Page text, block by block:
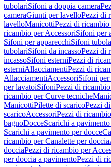
tubolariSifoni a doppia camera
cameraGiunti per lavelloPezzi di
lavelloManicottiPezzi di
ricambio per AccessoriSifoni per
Sifoni per apparecchiSifoni
tubolariSifoni da incassoPezzi di
incassoSifoni esterniPezzi di
esterniAllacciamentiPezzi di
AllacciamentiAccessoriSifoni
per lavatoiSifoniPezzi di
ricambio per Curve tecniche
ManicottiPilette di scaricoPezzi
scaricoAccessoriPezzi di
bagnoDocceScarichi a
Scarichi a pavimento per docce
ricambio per Canalette per doccia
docciaPezzi di ricambio per
per doccia a pavimentoPezzi di